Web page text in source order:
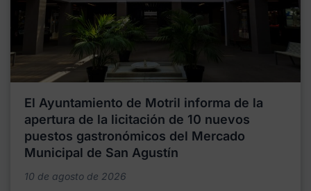
El Ayuntamiento de Motril informa de la
apertura de la licitación de 10 nuevos
puestos gastronómicos del Mercado
Municipal de San Agustín
10 de agosto de 2026